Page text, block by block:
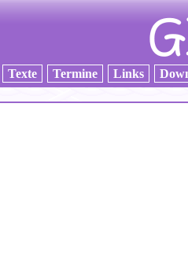
Texte Termine Links